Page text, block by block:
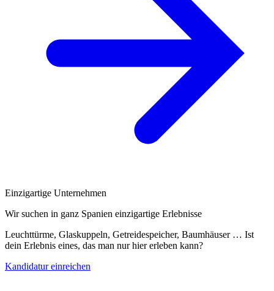
Einzigartige Unternehmen
Wir suchen in ganz Spanien einzigartige Erlebnisse
Leuchttürme, Glaskuppeln, Getreidespeicher, Baumhäuser … Ist
dein Erlebnis eines, das man nur hier erleben kann?
Kandidatur einreichen